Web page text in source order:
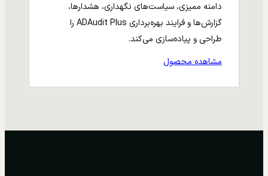
دامنه ممیزی، سیاست‌های نگهداری، هشدارها،
گزارش‌ها و فرایند بهره‌برداری ADAudit Plus را
طراحی و پیاده‌سازی می‌کند.
مشاهده محصول